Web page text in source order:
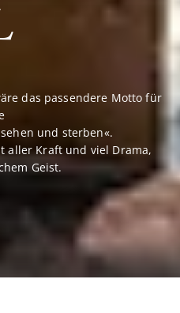
das passendere Motto für
und sterben«.
aller Kraft und viel Drama,
Geist.